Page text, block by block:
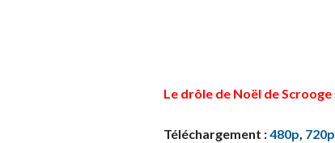
Le drôle de Noël de Scrooge
Téléchargement :480p, 720p